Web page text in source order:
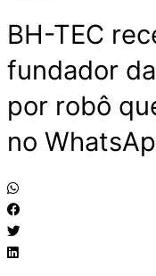
BH-TEC
fundador
por robô
no